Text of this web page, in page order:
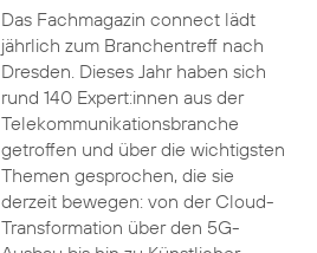
Das Fachmagazin connect lädt
jährlich zum Branchentreff nach
Dresden. Dieses Jahr haben sich
rund 140 Expert:innen aus der
Telekommunikationsbranche
getroffen und über die wichtigsten
Themen gesprochen, die sie
derzeit bewegen: von der Cloud-
Transformation über den 5G-